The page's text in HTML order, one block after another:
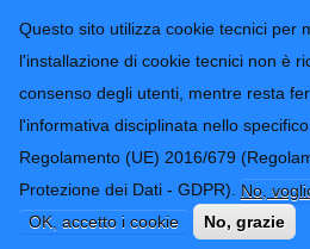
Questo sito utilizza cookie tecnici per
l'installazione di cookie tecnici non è
consenso degli utenti, mentre resta
l'informativa disciplinata nello
Regolamento (UE) 2016/679
Protezione dei Dati - GDPR). No,
OK, accetto i cookie
No, grazie
Provincia di
Imperia
Form di ricerca
Servizio di
impianti di